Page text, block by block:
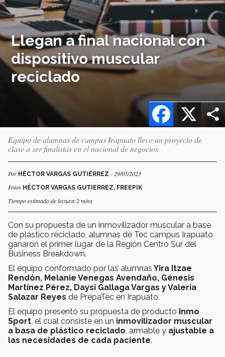
Llegan a final nacional con
dispositivo muscular
reciclado
X
Facebook
Equipo de alumnas de campus Irapuato llevo un proyecto de
clase a ser finalistas en el nacional de negocios
Por HÉCTOR VARGAS GUTIÉRREZ - 29/05/2023
Fotos HÉCTOR VARGAS GUTIERREZ, FREEPIK
Tiempo estimado de lectura:2 mins
Con su propuesta de un inmovilizador muscular a base
de plástico reciclado, alumnas de Tec campus Irapuato
ganaron el primer lugar de la Región Centro Sur del
Business Breakdown.
El equipo conformado por las alumnas Yira Itzae
Rendón, Melanie Venegas Avendaño, Génesis
Martínez Pérez, Daysi Gallaga Vargas y Valeria
Salazar Reyes de PrepaTec en Irapuato.
El equipo presentó su propuesta de producto Inmo
Sport , el cual consiste en un inmovilizador muscular
a basa de plástico reciclado , armable y ajustable a
las necesidades de cada paciente.